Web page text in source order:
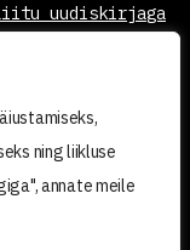
ning liikluse
annate meile
uudiskirjaga